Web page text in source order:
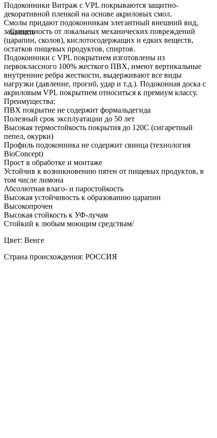
Скачать
Подоконники Витраж с VPL покрываются защитно-
декоративной пленкой на основе акриловых смол.
Смолы придают подоконникам элегантный внешний вид,
защищенность от локальных механических повреждений
(царапин, сколов), кислотосодержащих и едких веществ,
остатков пищевых продуктов, спиртов.
Подоконники с VPL покрытием изготовлены из
первоклассного 100% жесткого ПВХ, имеют вертикальные
внутренние ребра жесткости, выдерживают все виды
нагрузки (давление, прогиб, удар и т.д.). Подоконная доска с
акриловым VPL покрытием относиться к премиум классу.
Преимущества:
ПВХ покрытие не содержит формальдегида
Полезный срок эксплуатации до 50 лет
Высокая термостойкость покрытия до 120С (сигаретный
пепел, окурки)
Профиль подоконника не содержит свинца (технология
BioConcept)
Прост в обработке и монтаже
Устойчив к возникновению пятен от пищевых продуктов, в
том числе лимона
Абсолютная влаго- и паростойкость
Высокая устойчивость к образованию царапин
Высокопрочен
Высокая стойкость к УФ-лучам
Стойкий к любым моющим средствам/
Цвет: Венге
Страна происхождения: РОССИЯ